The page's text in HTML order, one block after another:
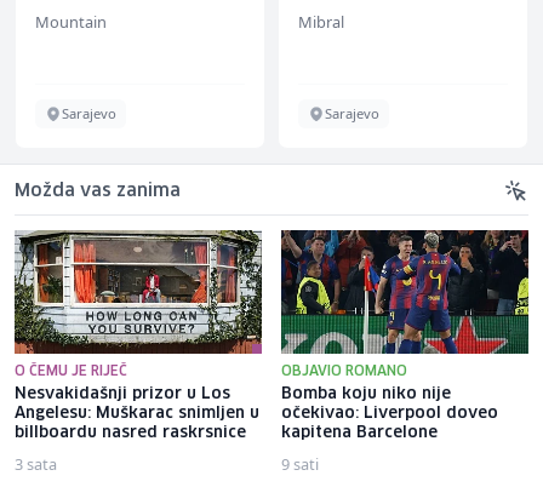
Mountain
Sarajevo
Mibral
Sarajevo
Možda vas zanima
O ČEMU JE RIJEČ
Nesvakidašnji prizor u Los
Angelesu: Muškarac snimljen u
billboardu nasred raskrsnice
3 sata
OBJAVIO ROMANO
Bomba koju niko nije
očekivao: Liverpool doveo
kapitena Barcelone
9 sati